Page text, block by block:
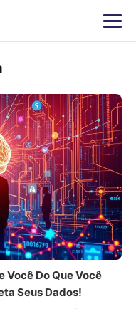
Você Do Que Você
Seus Dados!